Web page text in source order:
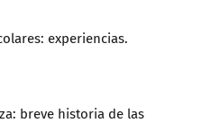
experiencias.
breve historia de las